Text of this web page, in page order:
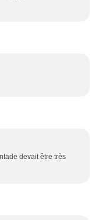
devait être très